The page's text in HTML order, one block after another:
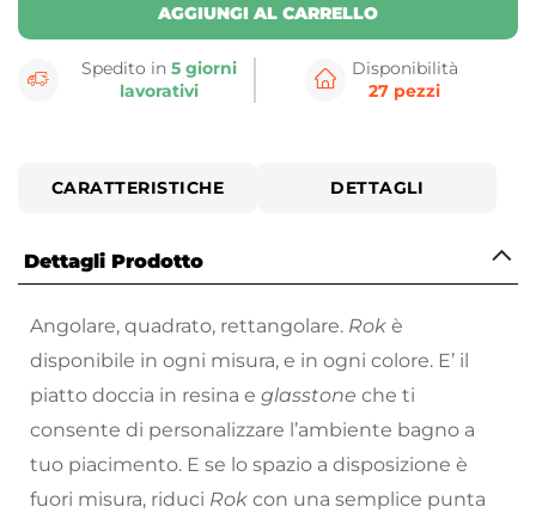
AGGIUNGI AL CARRELLO
Spedito in5 giorni
lavorativi
Disponibilità
27 pezzi
CARATTERISTICHE DETTAGLI
Dettagli Prodotto
Angolare, quadrato, rettangolare. Rok è
disponibile in ogni misura, e in ogni colore. E’ il
piatto doccia in resina e glasstone che ti
consente di personalizzare l’ambiente bagno a
tuo piacimento. E se lo spazio a disposizione è
fuori misura, riduci Rok con una semplice punta